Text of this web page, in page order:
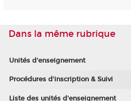
Dans la même rubrique
Unités d'enseignement
Procédures d'inscription & Suivi
Liste des unités d'enseignement